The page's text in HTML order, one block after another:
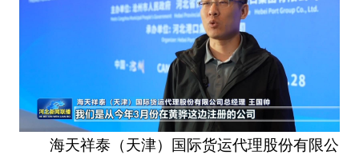
海天祥泰（天津）国际货运代理股份有限公